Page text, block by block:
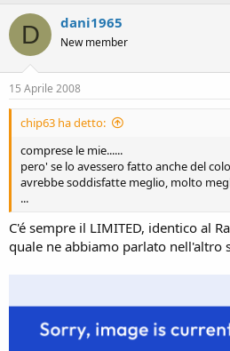
D dani1965
New member
15 Aprile 2008
chip63 ha detto:
comprese le mie......
pero' se lo avessero fatto anche del
avrebbe soddisfatte meglio, molto
...
C'é sempre il LIMITED, identico al
quale ne abbiamo parlato nell'altro